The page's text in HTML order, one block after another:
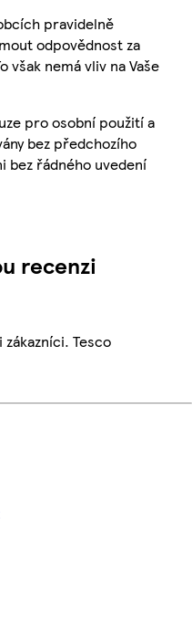
pravidelně
odpovědnost za
však nemá vliv na Vaše
pro osobní použití a
bez předchozího
bez řádného uvedení
recenzi
Tesco